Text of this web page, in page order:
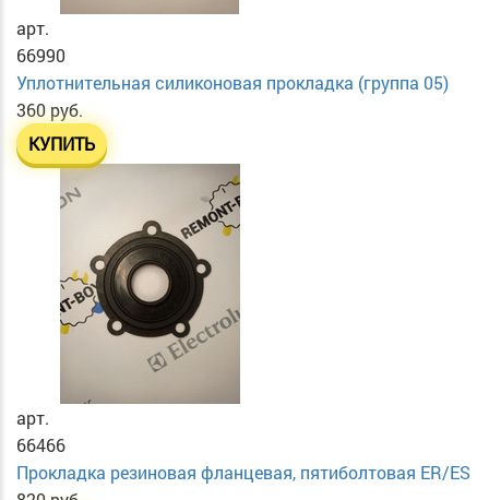
арт.
66990
Уплотнительная силиконовая прокладка (группа 05)
360 руб.
КУПИТЬ
арт.
66466
Прокладка резиновая фланцевая, пятиболтовая ER/ES